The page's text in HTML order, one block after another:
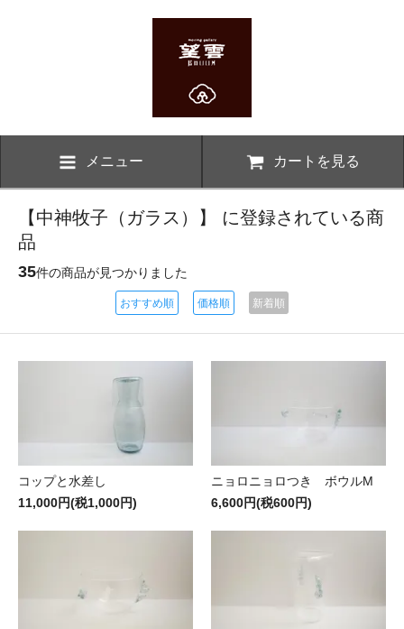
メニュー カートを見る
【中神牧子（ガラス）】 に登録されている商
品
35件の商品が見つかりました
おすすめ順 価格順 新着順
コップと水差し
11,000円(税1,000円)
ニョロニョロつき ボウルM
6,600円(税600円)